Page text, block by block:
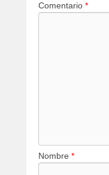
Comentario *
Nombre *